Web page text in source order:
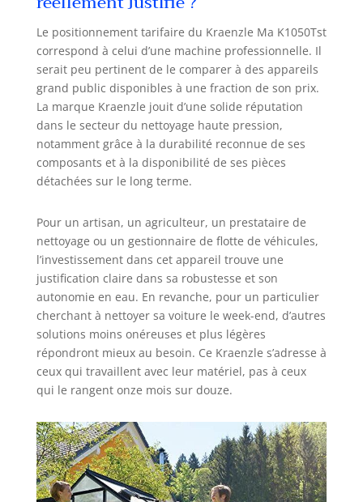
Le positionnement tarifaire du Kraenzle Ma K1050Tst
correspond à celui d’une machine professionnelle. Il
serait peu pertinent de le comparer à des appareils
grand public disponibles à une fraction de son prix.
La marque Kraenzle jouit d’une solide réputation
dans le secteur du nettoyage haute pression,
notamment grâce à la durabilité reconnue de ses
composants et à la disponibilité de ses pièces
détachées sur le long terme.
Pour un artisan, un agriculteur, un prestataire de
nettoyage ou un gestionnaire de flotte de véhicules,
l’investissement dans cet appareil trouve une
justification claire dans sa robustesse et son
autonomie en eau. En revanche, pour un particulier
cherchant à nettoyer sa voiture le week-end, d’autres
solutions moins onéreuses et plus légères
répondront mieux au besoin. Ce Kraenzle s’adresse à
ceux qui travaillent avec leur matériel, pas à ceux
qui le rangent onze mois sur douze.